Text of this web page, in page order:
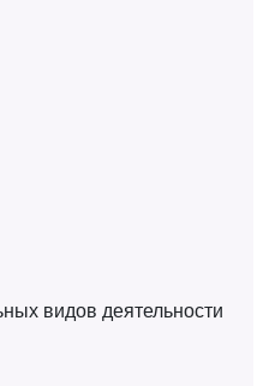
видов деятельности